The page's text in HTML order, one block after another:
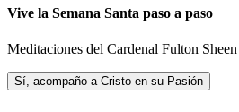
Vive la Semana Santa paso a paso
Meditaciones del Cardenal Fulton
Sí, acompaño a Cristo en su Pasión